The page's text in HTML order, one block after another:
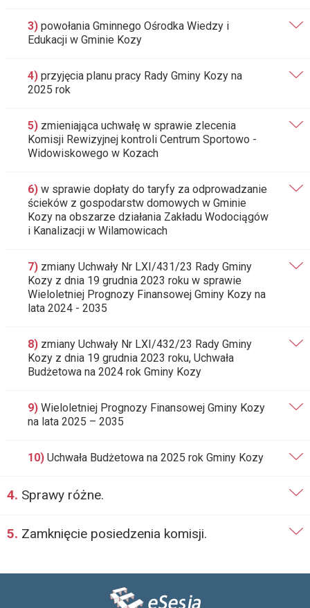
3) powołania Gminnego Ośrodka Wiedzy i
Edukacji w Gminie Kozy
4) przyjęcia planu pracy Rady Gminy Kozy na
2025 rok
5) zmieniająca uchwałę w sprawie zlecenia
Komisji Rewizyjnej kontroli Centrum Sportowo -
Widowiskowego w Kozach
6) w sprawie dopłaty do taryfy za odprowadzanie
ścieków z gospodarstw domowych w Gminie
Kozy na obszarze działania Zakładu Wodociągów
i Kanalizacji w Wilamowicach
7) zmiany Uchwały Nr LXI/431/23 Rady Gminy
Kozy z dnia 19 grudnia 2023 roku w sprawie
Wieloletniej Prognozy Finansowej Gminy Kozy na
lata 2024 - 2035
8) zmiany Uchwały Nr LXI/432/23 Rady Gminy
Kozy z dnia 19 grudnia 2023 roku, Uchwała
Budżetowa na 2024 rok Gminy Kozy
9) Wieloletniej Prognozy Finansowej Gminy Kozy
na lata 2025 – 2035
10) Uchwała Budżetowa na 2025 rok Gminy Kozy
4. Sprawy różne.
5. Zamknięcie posiedzenia komisji.